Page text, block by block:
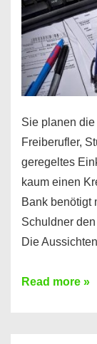
Sie planen
Freiberufler,
geregeltes
kaum einen
Bank benötigt
Schuldner
Die
Mit
Read more »